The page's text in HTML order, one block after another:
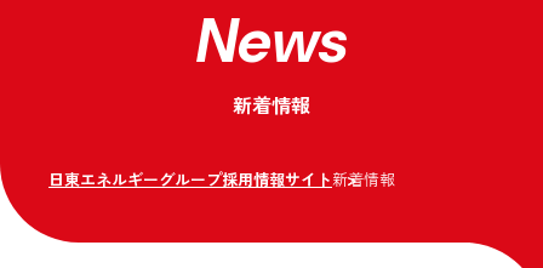
News
新着情報
日東エネルギーグループ採用情報サイト新着情報